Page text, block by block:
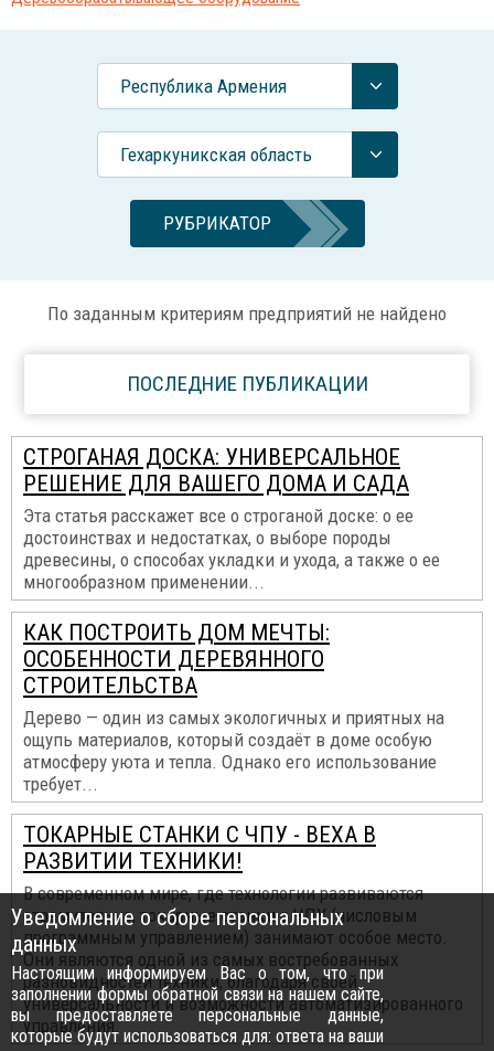
Республика Армения
Гехаркуникская область
РУБРИКАТОР
По заданным критериям предприятий не найдено
ПОСЛЕДНИЕ ПУБЛИКАЦИИ
СТРОГАНАЯ ДОСКА: УНИВЕРСАЛЬНОЕ
РЕШЕНИЕ ДЛЯ ВАШЕГО ДОМА И САДА
Эта статья расскажет все о строганой доске: о ее
достоинствах и недостатках, о выборе породы
древесины, о способах укладки и ухода, а также о ее
многообразном применении...
КАК ПОСТРОИТЬ ДОМ МЕЧТЫ:
ОСОБЕННОСТИ ДЕРЕВЯННОГО
СТРОИТЕЛЬСТВА
Дерево — один из самых экологичных и приятных на
ощупь материалов, который создаёт в доме особую
атмосферу уюта и тепла. Однако его использование
требует...
ТОКАРНЫЕ СТАНКИ С ЧПУ - ВЕХА В
РАЗВИТИИ ТЕХНИКИ!
В современном мире, где технологии развиваются
стремительно, токарные станки с ЧПУ (числовым
программным управлением) занимают особое место.
Они являются одной из самых востребованных
разновидностей техники, благодаря своей
универсальности и возможности автоматизированного
управления.
Уведомление о сборе персональных
данных
Настоящим информируем Вас о том, что при
заполнении формы обратной связи на нашем сайте,
вы предоставляете персональные данные,
которые будут использоваться для: ответа на ваши